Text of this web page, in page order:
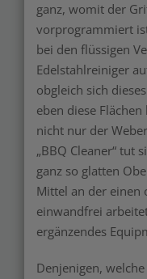
ganz, womit der
vorprogrammiert
bei den flüssigen
Edelstahlreiniger
obgleich sich
eben diese
nicht nur der
„BBQ Cleaner“ tut
ganz so glatten
Mittel an der einen
einwandfrei
ergänzendes
Denjenigen,